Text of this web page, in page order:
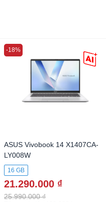
ASUS Vivobook 14 X1407CA-
LY008W
16 GB
21.290.000 ₫
25.990.000 ₫
-18%